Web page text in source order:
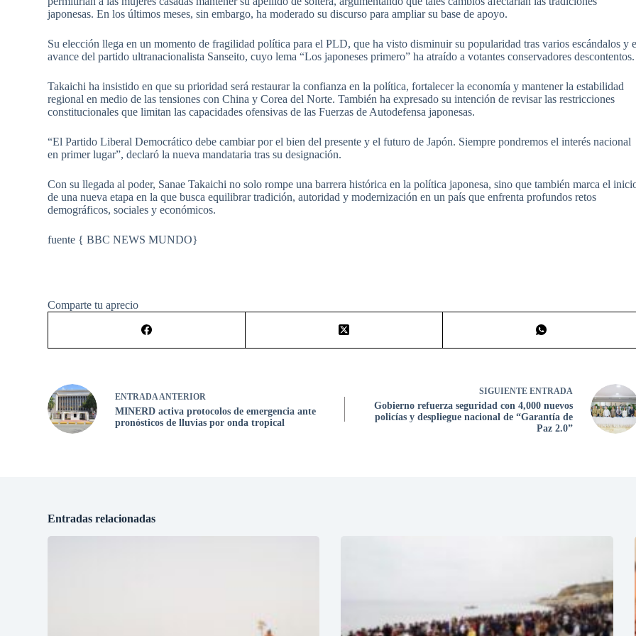
japonesas. En los últimos meses, sin embargo, ha moderado su discurso para ampliar su base de apoyo.
Su elección llega en un momento de fragilidad política para el PLD, que ha visto disminuir su popularidad tras varios escándalos y
avance del partido ultranacionalista Sanseito, cuyo lema “Los japoneses primero” ha atraído a votantes conservadores descontentos.
Takaichi ha insistido en que su prioridad será restaurar la confianza en la política, fortalecer la economía y mantener la estabilidad
regional en medio de las tensiones con China y Corea del Norte. También ha expresado su intención de revisar las restricciones
constitucionales que limitan las capacidades ofensivas de las Fuerzas de Autodefensa japonesas.
“El Partido Liberal Democrático debe cambiar por el bien del presente y el futuro de Japón. Siempre pondremos el interés nacional
en primer lugar”, declaró la nueva mandataria tras su designación.
Con su llegada al poder, Sanae Takaichi no solo rompe una barrera histórica en la política japonesa, sino que también marca el
de una nueva etapa en la que busca equilibrar tradición, autoridad y modernización en un país que enfrenta profundos retos
demográficos, sociales y económicos.
fuente { BBC NEWS MUNDO}
Comparte tu aprecio
ENTRADAANTERIOR
MINERD activa protocolos de emergencia ante
pronósticos de lluvias por onda tropical
SIGUIENTE ENTRADA
Gobierno refuerza seguridad con 4,000 nuevos
policías y despliegue nacional de “Garantía de
Paz 2.0”
Entradas relacionadas